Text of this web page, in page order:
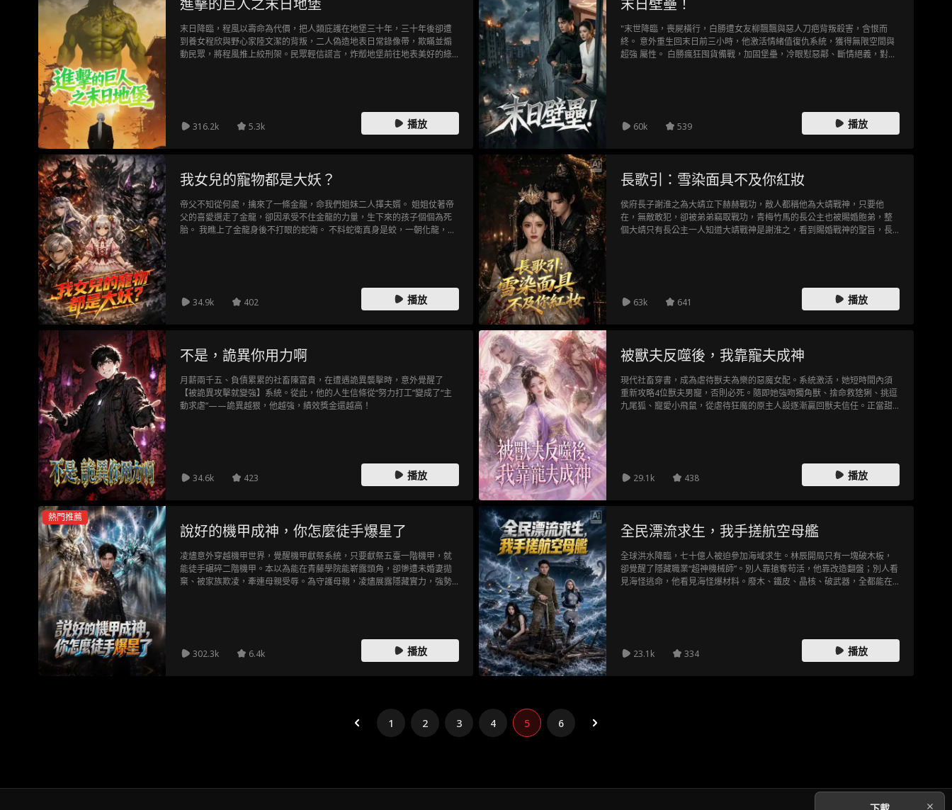
息戰亂，得到大家認可，成為新戰神，繼任掌門之位。
進擊的巨人之末日地堡
末日降臨，程風以壽命為代價，把人類庇護在地堡三十年，三十年後卻遭
到養女程欣與野心家陸文潔的背叛，二人偽造地表日常錄像帶，欺瞞並煽
動民眾，將程風推上絞刑架。民眾輕信謊言，炸燬地堡前往地表美好的綠
316.2k 5.3k 播放
末日壁壘！
"末世降臨，喪屍橫行，白勝遭女友柳飄飄與惡人刀疤背叛殺害，含恨而
終。 意外重生回末日前三小時，他激活情緒值復仇系統，獲得無限空間與
超強 屬性。 白勝瘋狂囤貨備戰，加固堡壘，冷眼懟惡鄰、斷情絕義，對前
60k 539 播放
我女兒的寵物都是大妖？
帝父不知從何處，擒來了一條金龍，命我們姐妹二人擇夫婿。 姐姐仗著帝
父的喜愛選走了金龍，卻因承受不住金龍的力量，生下來的孩子個個為死
胎。 我瞧上了金龍身後不打眼的蛇衛。 不料蛇衛真身是蛟，一朝化龍，我
34.9k 402 播放
長歌引：雪染面具不及你紅妝
侯府長子謝淮之為大靖立下赫赫戰功，敵人都稱他為大靖戰神，只要他
在，無敵敢犯，卻被弟弟竊取戰功，青梅竹馬的長公主也被賜婚胞弟，整
個大靖只有長公主一人知道大靖戰神是謝淮之，看到賜婚戰神的聖旨，長
63k 641 播放
不是，詭異你用力啊
月薪兩千五、負債累累的社畜陳富貴，在遭遇詭異襲擊時，意外覺醒了
【被詭異攻擊就變強】系統。從此，他的人生信條從“努力打工”變成了“主
動求虐”——詭異越狠，他越強，績效獎金還越高！
34.6k 423 播放
被獸夫反噬後，我靠寵夫成神
現代社畜穿書，成為虐待獸夫為樂的惡魔女配。系統激活，她短時間內須
重新攻略4位獸夫男寵，否則必死。隨即她強吻獨角獸、捨命救猞猁、挑逗
九尾狐、寵愛小飛鼠，從虐待狂魔的原主人設逐漸贏回獸夫信任。正當甜
29.1k 438 播放
熱門推薦
說好的機甲成神，你怎麼徒手爆星了
凌燼意外穿越機甲世界，覺醒機甲獻祭系統，只要獻祭五臺一階機甲，就
能徒手碾碎二階機甲。本以為能在青藤學院能嶄露頭角，卻慘遭未婚妻拋
棄、被家族欺凌，牽連母親受辱。為守護母親，凌燼展露隱藏實力，強勢
302.3k 6.4k 播放
全民漂流求生，我手搓航空母艦
全球洪水降臨，七十億人被迫參加海域求生。林辰開局只有一塊破木板，
卻覺醒了隱藏職業“超神機械師”。別人靠搶奪苟活，他靠改造翻盤；別人看
見海怪逃命，他看見海怪爆材料。廢木、鐵皮、晶核、破武器，全都能在
23.1k 334 播放
1 2 3 4 5 6